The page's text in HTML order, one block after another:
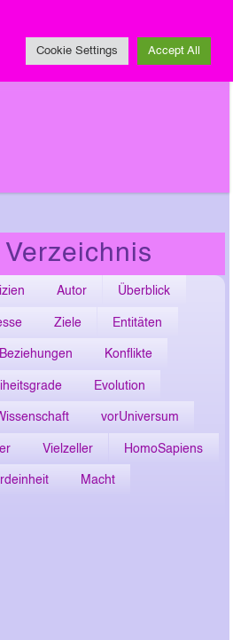
Autor Überblick
Ziele Entitäten
Beziehungen Konflikte
Evolution
vorUniversum
Vielzeller HomoSapiens
Macht
Cookie Settings Accept All